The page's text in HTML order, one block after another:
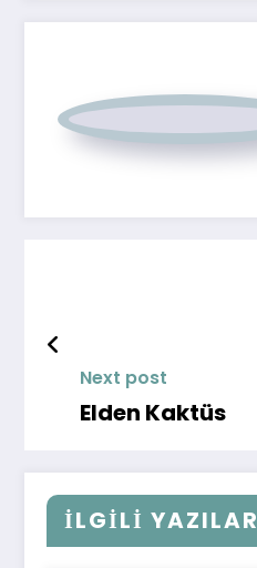
Next post
Elden Kaktüs
İLGİLİ YAZILAR